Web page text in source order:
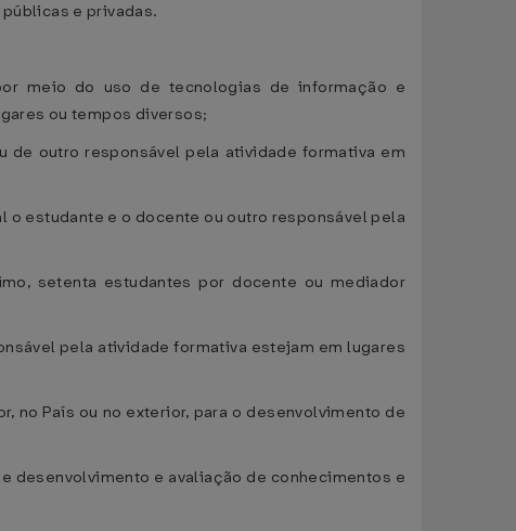
e privadas.
meio do uso de tecnologias de informação e
ou tempos diversos;
outro responsável pela atividade formativa em
estudante e o docente ou outro responsável pela
setenta estudantes por docente ou mediador
pela atividade formativa estejam em lugares
no País ou no exterior, para o desenvolvimento de
desenvolvimento e avaliação de conhecimentos e